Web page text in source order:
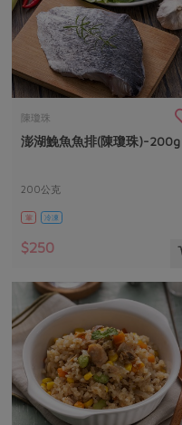
美妝保養
家庭清潔
日用品
素食專區
樂齡友善
主題食譜
異國料理
年菜食譜
高麗菜海鮮煎餅
2024農業發展計畫年度報告
更多議題活動
把最好的台灣味帶回家！
生活者e週報
綠主張月刊
社務專區
選舉專區
媒體報導
地區活動
活動報下載
陳瓊珠
澎湖鮸魚魚排(陳瓊珠)-200g
200公克
葷 冷凍
$250